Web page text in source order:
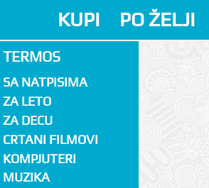
KUPI PO ŽELJI
TERMOS
SA NATPISIMA
ZA LETO
ZA DECU
CRTANI FILMOVI
KOMPJUTERI
MUZIKA